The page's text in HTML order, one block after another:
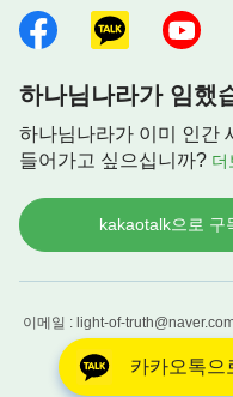
하나님나라가 임했
하나님나라가 이미 인간
들어가고 싶으십니까? 더
kakaotalk으로 구
이메일 : light-of-
성경은 개역
카카오톡으